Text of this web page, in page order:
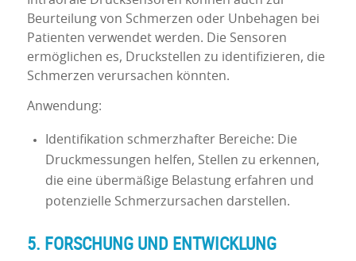
Beurteilung von Schmerzen oder Unbehagen bei
Patienten verwendet werden. Die Sensoren
ermöglichen es, Druckstellen zu identifizieren, die
Schmerzen verursachen könnten.
Anwendung:
Identifikation schmerzhafter Bereiche: Die
Druckmessungen helfen, Stellen zu erkennen,
die eine übermäßige Belastung erfahren und
potenzielle Schmerzursachen darstellen.
5. FORSCHUNG UND ENTWICKLUNG